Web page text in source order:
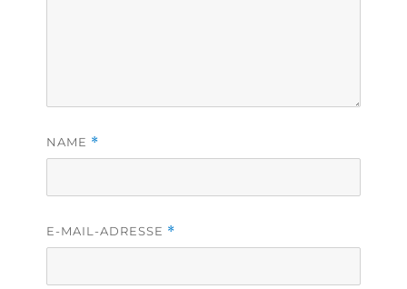
NAME *
E-MAIL-ADRESSE *